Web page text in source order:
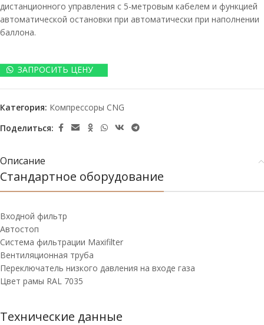
дистанционного управления с 5-метровым кабелем и функцией
автоматической остановки при автоматически при наполнении
баллона.
ЗАПРОСИТЬ ЦЕНУ
Категория: Компрессоры CNG
Поделиться:
Описание
Стандартное оборудование
Входной фильтр
Автостоп
Система фильтрации Maxifilter
Вентиляционная труба
Переключатель низкого давления на входе газа
Цвет рамы RAL 7035
Технические данные